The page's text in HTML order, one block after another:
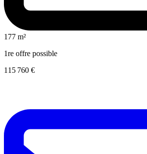
177 m²
1re offre possible
115 760 €